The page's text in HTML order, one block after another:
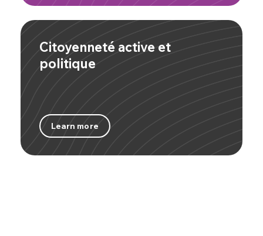
Citoyenneté active et
politique
Learn more